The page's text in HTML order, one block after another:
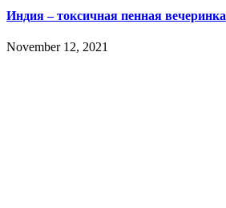
Индия – токсичная пенная вечеринка
November 12, 2021